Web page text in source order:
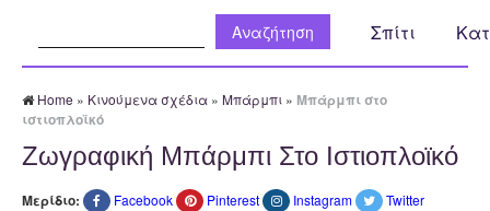
Σπίτι
Home » Κινούμενα σχέδια » Μπάρμπι » Μπάρμπι στο
ιστιοπλοϊκό
Ζωγραφική Μπάρμπι Στο Ιστιοπλοϊκό
Μερίδιο: Facebook Pinterest Instagram Twitter